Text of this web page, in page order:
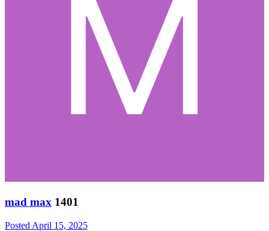
mad max 1401
Posted April 15, 2025